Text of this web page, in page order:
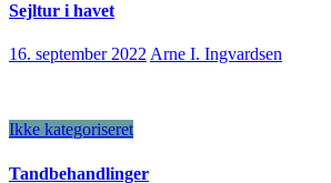
Sejltur i havet
16. september 2022Arne I. Ingvardsen
Ikke kategoriseret
Tandbehandlinger